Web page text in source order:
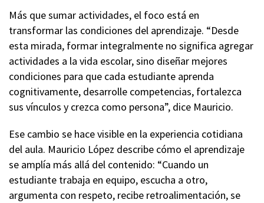
Más que sumar actividades, el foco está en
transformar las condiciones del aprendizaje. “Desde
esta mirada, formar integralmente no significa agregar
actividades a la vida escolar, sino diseñar mejores
condiciones para que cada estudiante aprenda
cognitivamente, desarrolle competencias, fortalezca
sus vínculos y crezca como persona”, dice Mauricio.
Ese cambio se hace visible en la experiencia cotidiana
del aula. Mauricio López describe cómo el aprendizaje
se amplía más allá del contenido: “Cuando un
estudiante trabaja en equipo, escucha a otro,
argumenta con respeto, recibe retroalimentación, se